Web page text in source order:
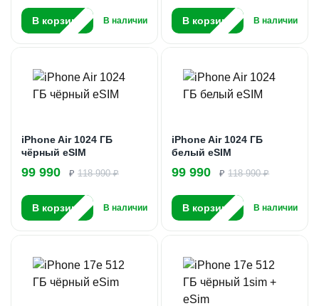
В корзину В наличии В корзину В наличии
iPhone Air 1024 ГБ
чёрный eSIM
99 990 ₽ 118 990 ₽
В корзину В наличии
iPhone Air 1024 ГБ
белый eSIM
99 990 ₽118 990 ₽
В корзину В наличии